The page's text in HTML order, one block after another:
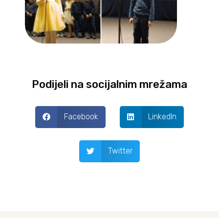
Podijeli na socijalnim mrežama
Facebook LinkedIn
Twitter